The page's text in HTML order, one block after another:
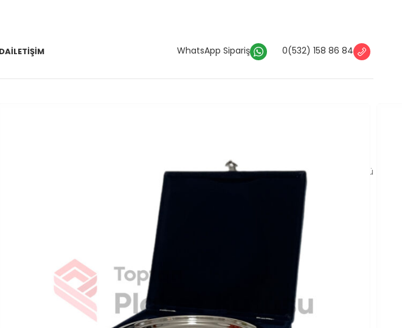
İLETIŞIM WhatsApp Sipariş 0(532) 158 86 84
Sayfa
Tepsi Kutusu
edilen ölçülerde tepsi için uygun ölçülerde üretilen özel tepsi kutusu ürünümüz ölçü
sipariş adetine göre fiyatlandırılır. Telefon veya WhatsApp hattımız üzerinden detaylı
ve fiyat alabilirsiniz.